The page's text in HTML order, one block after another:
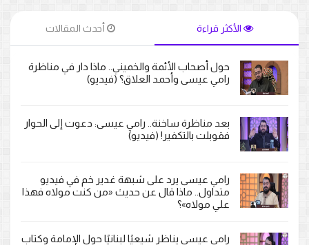
الأكثر قراءة أحدث المقالات
حول أصحاب الأئمة والخميني.. ماذا دار في مناظرة
رامي عيسى وأحمد العلاق؟ (فيديو)
بعد مناظرة ساخنة.. رامي عيسى: دعوت إلى الحوار
فقوبلت بالتكفير! (فيديو)
رامي عيسى يرد على شبهة غدير خم في فيديو
متداول.. ماذا قال عن حديث «من كنت مولاه فهذا
علي مولاه»؟
رامي عيسى يناظر شيعيًا لبنانيًا حول الإمامة وكتاب